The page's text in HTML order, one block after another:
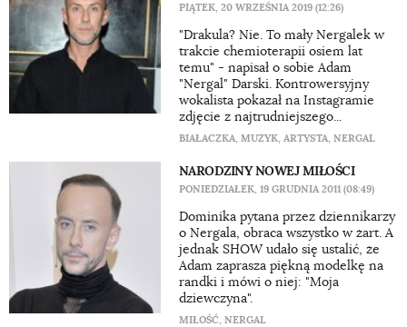
PIĄTEK, 20 WRZEŚNIA 2019 (12:26)
"Drakula? Nie. To mały Nergalek w
trakcie chemioterapii osiem lat
temu" - napisał o sobie Adam
"Nergal" Darski. Kontrowersyjny
wokalista pokazał na Instagramie
zdjęcie z najtrudniejszego...
BIAŁACZKA, MUZYK, ARTYSTA, NERGAL
NARODZINY NOWEJ MIŁOŚCI
PONIEDZIAŁEK, 19 GRUDNIA 2011 (08:49)
Dominika pytana przez dziennikarzy
o Nergala, obraca wszystko w żart. A
jednak SHOW udało się ustalić, że
Adam zaprasza piękną modelkę na
randki i mówi o niej: "Moja
dziewczyna".
MIŁOŚĆ, NERGAL